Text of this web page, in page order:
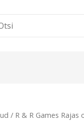
/ R & R Games Rajas